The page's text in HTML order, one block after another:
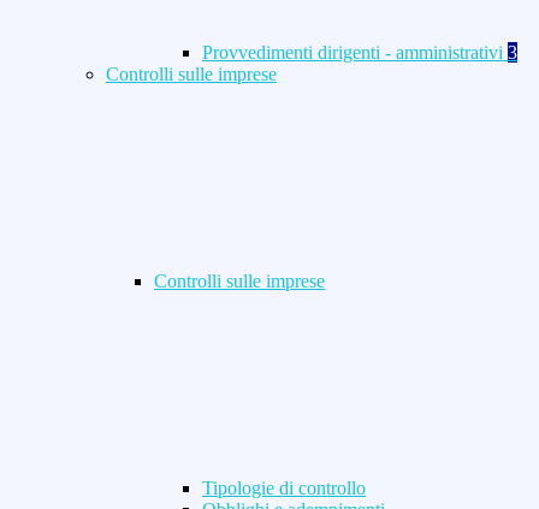
Provvedimenti dirigenti - amministrativi 3
Controlli sulle imprese
Controlli sulle imprese
Tipologie di controllo